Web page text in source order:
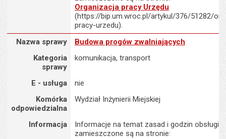
Organizacja pracy Urzędu
(https://bip.um.wroc.pl/artykul/376/51282/
pracy-urzedu).
Nazwa sprawy : Budowa progów zwalniających
Nazwa sprawy
Budowa progów zwalniających
Kategoria
sprawy
komunikacja, transport
E - usługa
nie
Komórka
odpowiedzialna
Wydział Inżynierii Miejskiej
Informacja
Informacje na temat zasad i godzin obsługi
zamieszczone są na stronie: